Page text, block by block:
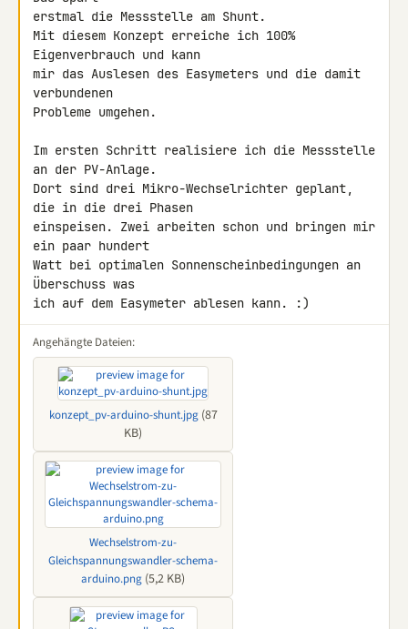
erstmal die Messstelle am Shunt.
Mit diesem Konzept erreiche ich 100%
Eigenverbrauch und kann
mir das Auslesen des Easymeters und die damit
verbundenen
Probleme umgehen.
Im ersten Schritt realisiere ich die Messstelle
an der PV-Anlage.
Dort sind drei Mikro-Wechselrichter geplant,
die in die drei Phasen
einspeisen. Zwei arbeiten schon und bringen mir
ein paar hundert
Watt bei optimalen Sonnenscheinbedingungen an
Überschuss was
ich auf dem Easymeter ablesen kann. :)
Angehängte Dateien:
konzept_pv-arduino-shunt.jpg(87
KB)
Wechselstrom-zu-
Gleichspannungswandler-schema-
arduino.png (5,2 KB)